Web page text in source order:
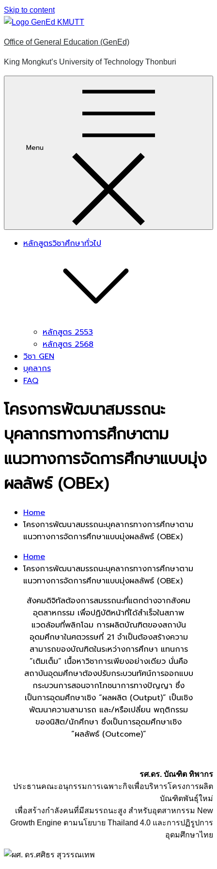
Skip to content
Office of General Education (GenEd)
King Mongkut’s University of Technology Thonburi
Menu
หลักสูตรวิชาศึกษาทั่วไป
หลักสูตร 2553
หลักสูตร 2568
วิชา GEN
บุคลากร
FAQ
โครงการพัฒนาสมรรถนะ
บุคลากรทางการศึกษาตาม
แนวทางการจัดการศึกษาแบบมุ่ง
ผลลัพธ์ (OBEx)
Home
โครงการพัฒนาสมรรถนะบุคลากรทางการศึกษาตาม
แนวทางการจัดการศึกษาแบบมุ่งผลลัพธ์ (OBEx)
Home
โครงการพัฒนาสมรรถนะบุคลากรทางการศึกษาตาม
แนวทางการจัดการศึกษาแบบมุ่งผลลัพธ์ (OBEx)
สังคมดิจิทัลต้องการสมรรถนะที่แตกต่างจากสังคม
อุตสาหกรรม เพื่อปฏิบัติหน้าที่ได้สำเร็จในสภาพ
แวดล้อมที่พลิกโฉม การผลิตบัณฑิตของสถาบัน
อุดมศึกษาในศตวรรษที่ 21 จำเป็นต้องสร้างความ
สามารถของบัณฑิตในระหว่างการศึกษา แทนการ
“เติมเต็ม” เนื้อหาวิชาการเพียงอย่างเดียว นั่นคือ
สถาบันอุดมศึกษาต้องปรับกระบวนทัศน์การออกแบบ
กระบวนการสอนจากโภชนาการทางปัญญา ซึ่ง
เป็นการอุดมศึกษาเชิง “ผลผลิต (Output)” เป็นเชิง
พัฒนาความสามารถ และ/หรือเปลี่ยน พฤติกรรม
ของนิสิต/นักศึกษา ซึ่งเป็นการอุดมศึกษาเชิง
“ผลลัพธ์ (Outcome)”
รศ.ดร. บัณฑิต ทิพากร
ประธานคณะอนุกรรมการเฉพาะกิจเพื่อบริหารโครงการผลิต
บัณฑิตพันธุ์ใหม่
เพื่อสร้างกำลังคนที่มีสมรรถนะสูง สำหรับอุตสาหกรรม New
Growth Engine ตามนโยบาย Thailand 4.0 และการปฏิรูปการ
อุดมศึกษาไทย